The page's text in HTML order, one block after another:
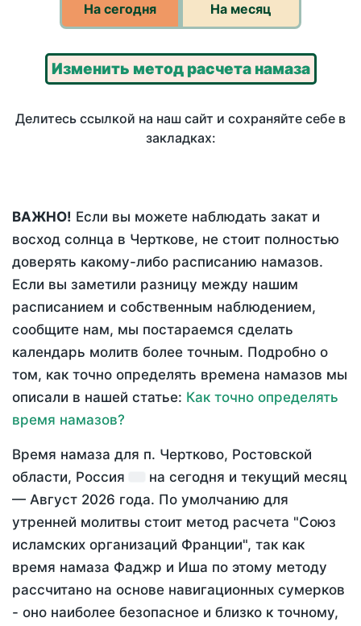
На сегодня На месяц
Изменить метод расчета намаза
Делитесь ссылкой на наш сайт и сохраняйте себе в
закладках:
ВАЖНО! Если вы можете наблюдать закат и
восход солнца в Черткове, не стоит полностью
доверять какому-либо расписанию намазов.
Если вы заметили разницу между нашим
расписанием и собственным наблюдением,
сообщите нам, мы постараемся сделать
календарь молитв более точным. Подробно о
том, как точно определять времена намазов мы
описали в нашей статье: Как точно определять
время намазов?
Время намаза для п. Чертково, Ростовской
области, Россия
на сегодня и текущий месяц
— Август 2026 года. По умолчанию для
утренней молитвы стоит метод расчета "Союз
исламских организаций Франции", так как
время намаза Фаджр и Иша по этому методу
рассчитано на основе навигационных сумерков
- оно наиболее безопасное и близко к точному,